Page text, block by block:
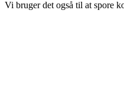
Vi bruger det også til at spore